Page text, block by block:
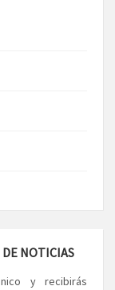
NOTICIAS
y recibirás